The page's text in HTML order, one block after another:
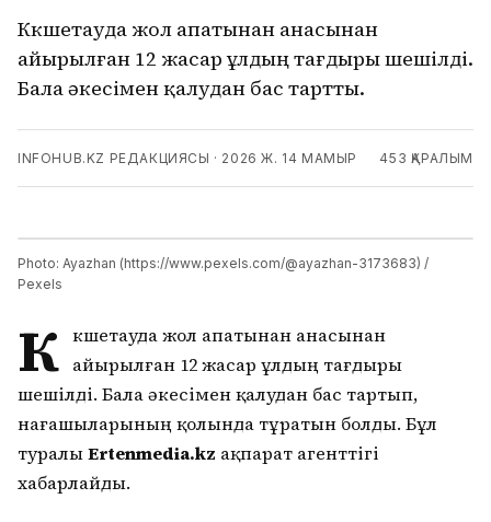
Көкшетауда жол апатынан анасынан
айырылған 12 жасар ұлдың тағдыры шешілді.
Бала әкесімен қалудан бас тартты.
INFOHUB.KZ РЕДАКЦИЯСЫ · 2026 Ж. 14 МАМЫР 453 ҚАРАЛЫМ
Photo: Ayazhan (https://www.pexels.com/@ayazhan-3173683) /
Pexels
К өкшетауда жол апатынан анасынан
айырылған 12 жасар ұлдың тағдыры
шешілді. Бала әкесімен қалудан бас тартып,
нағашыларының қолында тұратын болды. Бұл
туралыErtenmedia.kz ақпарат агенттігі
хабарлайды.